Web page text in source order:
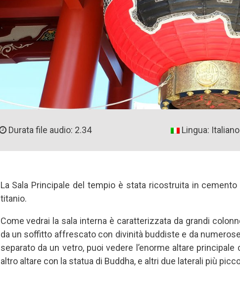
Durata file audio: 2.34 Lingua: Italiano
La Sala Principale del tempio è stata ricostruita in
titanio.
Come vedrai la sala interna è caratterizzata da grandi
da un soffitto affrescato con divinità buddiste e da
separato da un vetro, puoi vedere l’enorme altare
altro altare con la statua di Buddha, e altri due laterali più